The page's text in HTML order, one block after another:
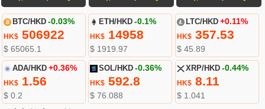
BTC/HKD -0.03%
HK$506922
$ 65065.1
ETH/HKD -0.1%
HK$ 14958
$ 1919.97
LTC/HKD +0.11%
HK$357.53
$ 45.89
ADA/HKD +0.36%
HK$1.56
$ 0.2
SOL/HKD -0.36%
HK$ 592.8
$ 76.088
XRP/HKD -0.44%
HK$8.11
$ 1.041